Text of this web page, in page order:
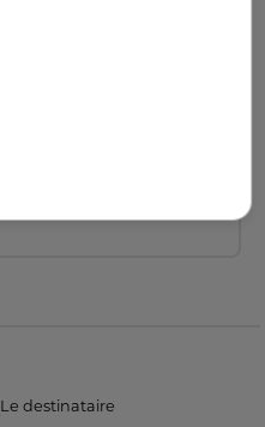
Le destinataire